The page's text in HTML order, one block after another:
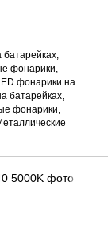
батарейках,
фонарики,
фонарики на
батарейках,
фонарики,